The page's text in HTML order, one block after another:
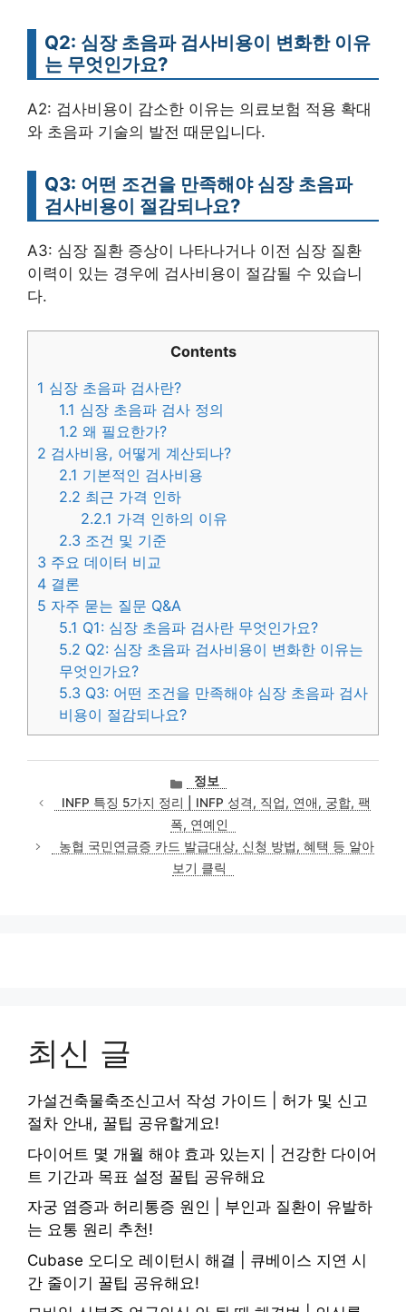
Q2: 심장 초음파 검사비용이 변화한 이유
는 무엇인가요?
A2: 검사비용이 감소한 이유는 의료보험 적용 확대
와 초음파 기술의 발전 때문입니다.
Q3: 어떤 조건을 만족해야 심장 초음파
검사비용이 절감되나요?
A3: 심장 질환 증상이 나타나거나 이전 심장 질환
이력이 있는 경우에 검사비용이 절감될 수 있습니
다.
Contents
1 심장 초음파 검사란?
1.1 심장 초음파 검사 정의
1.2 왜 필요한가?
2 검사비용, 어떻게 계산되나?
2.1 기본적인 검사비용
2.2 최근 가격 인하
2.2.1 가격 인하의 이유
2.3 조건 및 기준
3 주요 데이터 비교
4 결론
5 자주 묻는 질문 Q&A
5.1 Q1: 심장 초음파 검사란 무엇인가요?
5.2 Q2: 심장 초음파 검사비용이 변화한 이유는
무엇인가요?
5.3 Q3: 어떤 조건을 만족해야 심장 초음파 검사
비용이 절감되나요?
카
테
고
리
정보
INFP 특징 5가지 정리 | INFP 성격, 직업, 연애, 궁합, 팩
폭, 연예인
농협 국민연금증 카드 발급대상, 신청 방법, 혜택 등 알아
보기 클릭
최신 글
가설건축물축조신고서 작성 가이드 | 허가 및 신고
절차 안내, 꿀팁 공유할게요!
다이어트 몇 개월 해야 효과 있는지 | 건강한 다이어
트 기간과 목표 설정 꿀팁 공유해요
자궁 염증과 허리통증 원인 | 부인과 질환이 유발하
는 요통 원리 추천!
Cubase 오디오 레이턴시 해결 | 큐베이스 지연 시
간 줄이기 꿀팁 공유해요!